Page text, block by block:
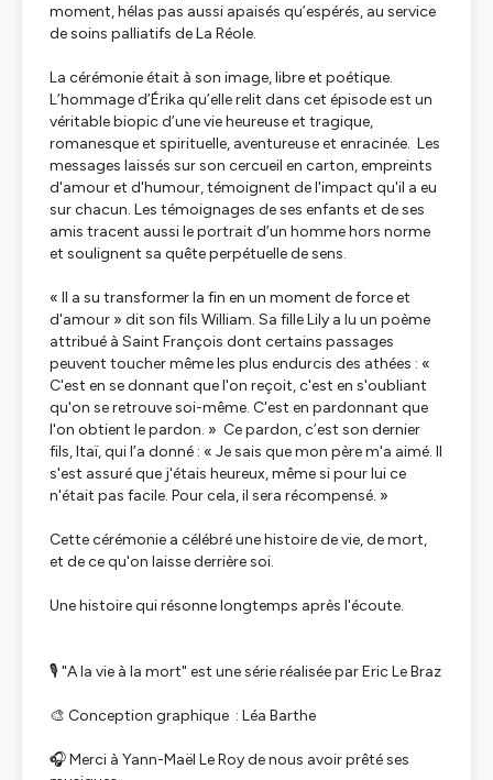
moment, hélas pas aussi apaisés qu’espérés, au service
de soins palliatifs de La Réole.
La cérémonie était à son image, libre et poétique.
L’hommage d’Érika qu’elle relit dans cet épisode est un
véritable biopic d’une vie heureuse et tragique,
romanesque et spirituelle, aventureuse et enracinée. Les
messages laissés sur son cercueil en carton, empreints
d'amour et d'humour, témoignent de l'impact qu'il a eu
sur chacun. Les témoignages de ses enfants et de ses
amis tracent aussi le portrait d’un homme hors norme
et soulignent sa quête perpétuelle de sens.
« Il a su transformer la fin en un moment de force et
d'amour » dit son fils William. Sa fille Lily a lu un poème
attribué à Saint François dont certains passages
peuvent toucher même les plus endurcis des athées : «
C'est en se donnant que l'on reçoit, c'est en s'oubliant
qu'on se retrouve soi-même. C'est en pardonnant que
l'on obtient le pardon. » Ce pardon, c’est son dernier
fils, Itaï, qui l’a donné : « Je sais que mon père m'a aimé. Il
s'est assuré que j'étais heureux, même si pour lui ce
n'était pas facile. Pour cela, il sera récompensé. »
Cette cérémonie a célébré une histoire de vie, de mort,
et de ce qu'on laisse derrière soi.
Une histoire qui résonne longtemps après l'écoute.
🎙️ "A la vie à la mort" est une série réalisée par Eric Le Braz
🎨 Conception graphique : Léa Barthe
🎧 Merci à Yann-Maël Le Roy de nous avoir prêté ses